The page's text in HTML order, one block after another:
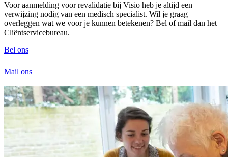
Voor aanmelding voor revalidatie bij Visio heb je altijd een
verwijzing nodig van een medisch specialist. Wil je graag
overleggen wat we voor je kunnen betekenen? Bel of mail dan het
Cliëntservicebureau.
Bel ons
Mail ons